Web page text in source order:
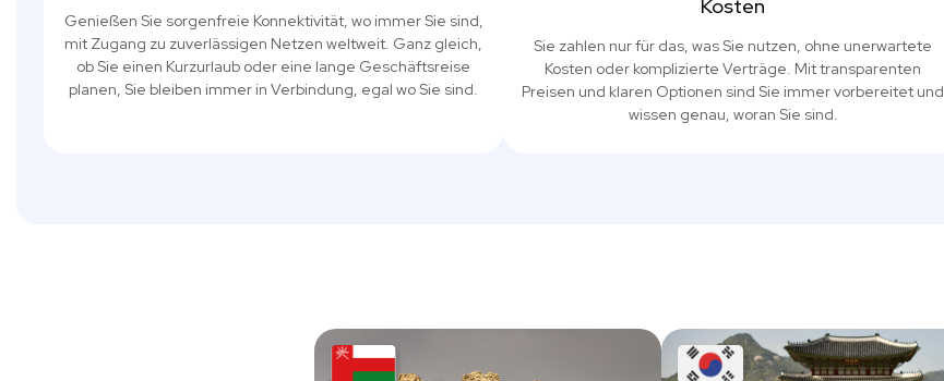
Genießen Sie sorgenfreie Konnektivität, wo immer Sie sind,
mit Zugang zu zuverlässigen Netzen weltweit. Ganz gleich,
ob Sie einen Kurzurlaub oder eine lange Geschäftsreise
planen, Sie bleiben immer in Verbindung, egal wo Sie sind.
Kosten
Sie zahlen nur für das, was Sie nutzen, ohne unerwartete
Kosten oder komplizierte Verträge. Mit transparenten
Preisen und klaren Optionen sind Sie immer vorbereitet und
wissen genau, woran Sie sind.